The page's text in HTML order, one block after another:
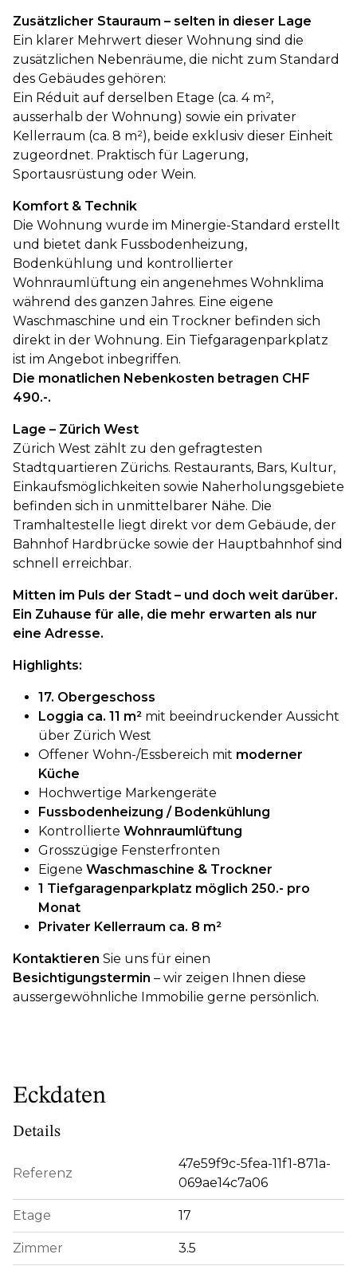
Zusätzlicher Stauraum – selten in dieser Lage
Ein klarer Mehrwert dieser Wohnung sind die
zusätzlichen Nebenräume, die nicht zum Standard
des Gebäudes gehören:
Ein Réduit auf derselben Etage (ca. 4 m²,
ausserhalb der Wohnung) sowie ein privater
Kellerraum (ca. 8 m²), beide exklusiv dieser Einheit
zugeordnet. Praktisch für Lagerung,
Sportausrüstung oder Wein.
Komfort & Technik
Die Wohnung wurde im Minergie-Standard erstellt
und bietet dank Fussbodenheizung,
Bodenkühlung und kontrollierter
Wohnraumlüftung ein angenehmes Wohnklima
während des ganzen Jahres. Eine eigene
Waschmaschine und ein Trockner befinden sich
direkt in der Wohnung. Ein Tiefgaragenparkplatz
ist im Angebot inbegriffen.
Die monatlichen Nebenkosten betragen CHF
490.-.
Lage – Zürich West
Zürich West zählt zu den gefragtesten
Stadtquartieren Zürichs. Restaurants, Bars, Kultur,
Einkaufsmöglichkeiten sowie Naherholungsgebiete
befinden sich in unmittelbarer Nähe. Die
Tramhaltestelle liegt direkt vor dem Gebäude, der
Bahnhof Hardbrücke sowie der Hauptbahnhof sind
schnell erreichbar.
Mitten im Puls der Stadt – und doch weit darüber.
Ein Zuhause für alle, die mehr erwarten als nur
eine Adresse.
Highlights:
17. Obergeschoss
Loggia ca. 11 m² mit beeindruckender Aussicht
über Zürich West
Offener Wohn-/Essbereich mit moderner
Küche
Hochwertige Markengeräte
Fussbodenheizung / Bodenkühlung
Kontrollierte Wohnraumlüftung
Grosszügige Fensterfronten
Eigene Waschmaschine & Trockner
1 Tiefgaragenparkplatz möglich 250.- pro
Monat
Privater Kellerraum ca. 8 m²
Kontaktieren Sie uns für einen
Besichtigungstermin – wir zeigen Ihnen diese
aussergewöhnliche Immobilie gerne persönlich.
Eckdaten
Details
Referenz
47e59f9c-5fea-11f1-871a-
069ae14c7a06
Etage 17
Zimmer 3.5